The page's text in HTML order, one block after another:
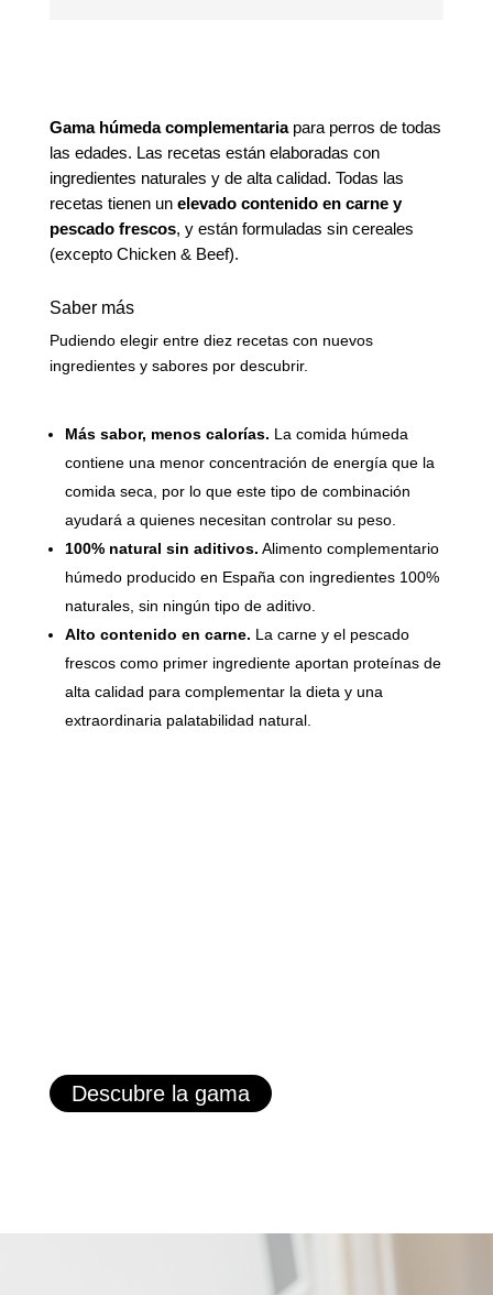
Gama húmeda complementariapara perros de todas
las edades. Las recetas están elaboradas con
ingredientes naturales y de alta calidad. Todas las
recetas tienen un elevado contenido en carne y
pescado frescos, y están formuladas sin cereales
(excepto Chicken & Beef).
Saber más
Pudiendo elegir entre diez recetas con nuevos
ingredientes y sabores por descubrir.
Más sabor, menos calorías. La comida húmeda
contiene una menor concentración de energía que la
comida seca, por lo que este tipo de combinación
ayudará a quienes necesitan controlar su peso.
100% natural sin aditivos. Alimento complementario
húmedo producido en España con ingredientes 100%
naturales, sin ningún tipo de aditivo.
Alto contenido en carne. La carne y el pescado
frescos como primer ingrediente aportan proteínas de
alta calidad para complementar la dieta y una
extraordinaria palatabilidad natural.
Descubre la gama